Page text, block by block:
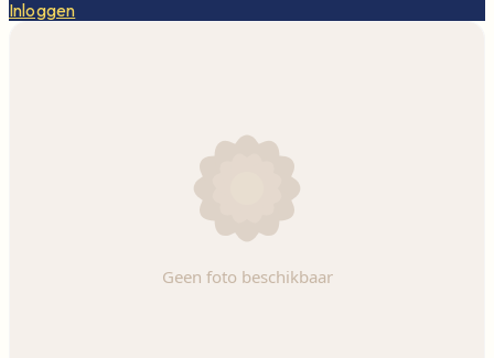
Inloggen